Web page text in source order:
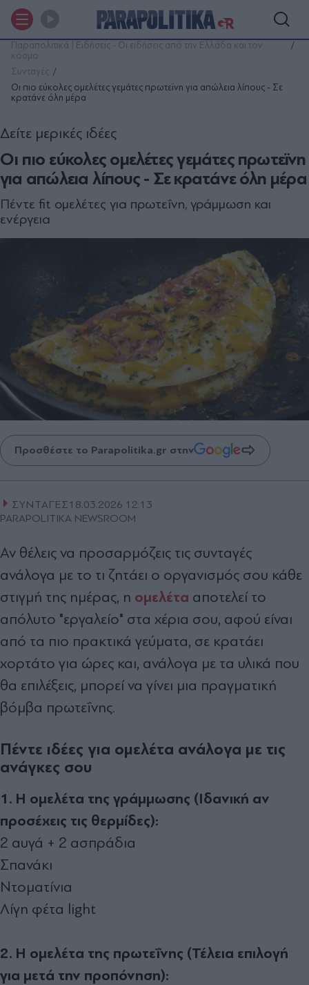
Παραπολιτικά | Ειδήσεις - Οι ειδήσεις από την Ελλάδα και τον
κόσμο
Συνταγές
Οι πιο εύκολες ομελέτες γεμάτες πρωτεϊνη για απώλεια λίπους - Σε
κρατάνε όλη μέρα
Οι πιο εύκολες ομελέτες γεμάτες πρωτεϊνη
για απώλεια λίπους - Σε κρατάνε όλη μέρα
Δείτε μερικές ιδέες
Πέντε fit ομελέτες για πρωτεΐνη, γράμμωση και
ενέργεια
Προσθέστε το Parapolitika.gr στην
ΣΥΝΤΑΓΕΣ18.03.2026 12:13
PARAPOLITIKA NEWSROOM
Αν θέλεις να προσαρμόζεις τις συνταγές
ανάλογα με το τι ζητάει ο οργανισμός σου κάθε
στιγμή της ημέρας, η ομελέτα αποτελεί το
απόλυτο "εργαλείο" στα χέρια σου, αφού είναι
από τα πιο πρακτικά γεύματα, σε κρατάει
χορτάτο για ώρες και, ανάλογα με τα υλικά που
θα επιλέξεις, μπορεί να γίνει μια πραγματική
βόμβα πρωτεΐνης.
Πέντε ιδέες για ομελέτα ανάλογα με τις
ανάγκες σου
1. Η ομελέτα της γράμμωσης (Ιδανική αν
προσέχεις τις θερμίδες):
2 αυγά + 2 ασπράδια
Σπανάκι
Ντοματίνια
Λίγη φέτα light
2. Η ομελέτα της πρωτεΐνης (Τέλεια επιλογή
για μετά την προπόνηση):